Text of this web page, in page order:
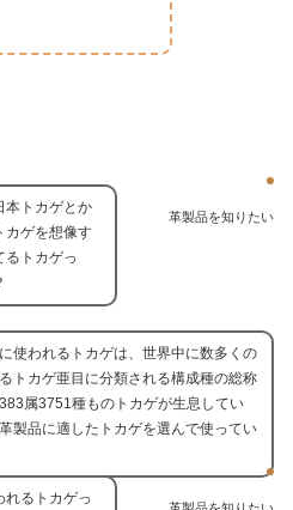
革製品を知りたい
本トカゲとか
カゲを想像す
るトカゲっ
使われるトカゲは、世界中に数多くの
トカゲ亜目に分類される構成種の総称
属3751種ものトカゲが生息してい
製品に適したトカゲを選んで使ってい
革製品を知りたい
れるトカゲっ